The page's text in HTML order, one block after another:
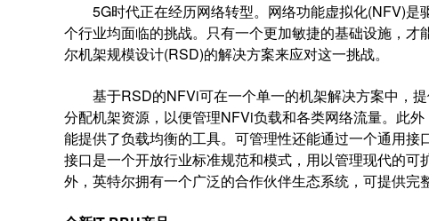
5G时代正在经历网络转型。网络功能虚拟化(NFV)是
个行业均面临的挑战。只有一个更加敏捷的基础设施，
尔机架规模设计(RSD)的解决方案来应对这一挑战。
基于RSD的NFVi可在一个单一的机架解决方案中，提
分配机架资源，以便管理NFVi负载和各类网络流量。此
能提供了负载均衡的工具。可管理性还能通过一个通用
接口是一个开放行业标准规范和模式，用以管理现代的
外，英特尔拥有一个广泛的合作伙伴生态系统，可提供完